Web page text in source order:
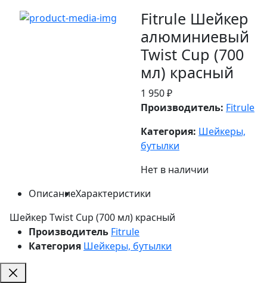
Fitrule Шейкер
алюминиевый
Twist Cup (700
мл) красный
1 950 ₽
Производитель: Fitrule
Категория: Шейкеры,
бутылки
Нет в наличии
ОписаниеХарактеристики
Шейкер Twist Cup (700 мл) красный
Производитель Fitrule
Категория Шейкеры, бутылки